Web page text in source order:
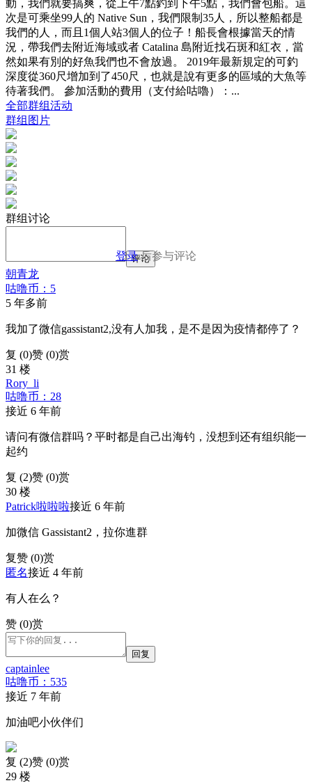
動，我們就要搞爽，從上午7點釣到下午5點，我們會包船。這
次是可乘坐99人的 Native Sun，我們限制35人，所以整船都是
我們的人，而且1個人站3個人的位子！船長會根據當天的情
況，帶我們去附近海域或者 Catalina 島附近找石斑和紅衣，當
然如果有別的好魚我們也不會放過。 2019年最新規定的可釣
深度從360尺增加到了450尺，也就是說有更多的區域的大魚等
待著我們。 參加活動的費用（支付給咕嚕）：...
全部群组活动
群组图片
群组讨论
登录后参与评论
评论
朝青龙
咕噜币：5
5 年多前
我加了微信gassistant2,没有人加我，是不是因为疫情都停了？
复 (0)赞 (0)赏
31 楼
Rory_li
咕噜币：28
接近 6 年前
请问有微信群吗？平时都是自己出海钓，没想到还有组织能一
起约
复 (2)赞 (0)赏
30 楼
Patrick啦啦啦接近 6 年前
加微信 Gassistant2，拉你進群
复赞 (0)赏
匿名接近 4 年前
有人在么？
赞 (0)赏
回复
captainlee
咕噜币：535
接近 7 年前
加油吧小伙伴们
复 (2)赞 (0)赏
29 楼